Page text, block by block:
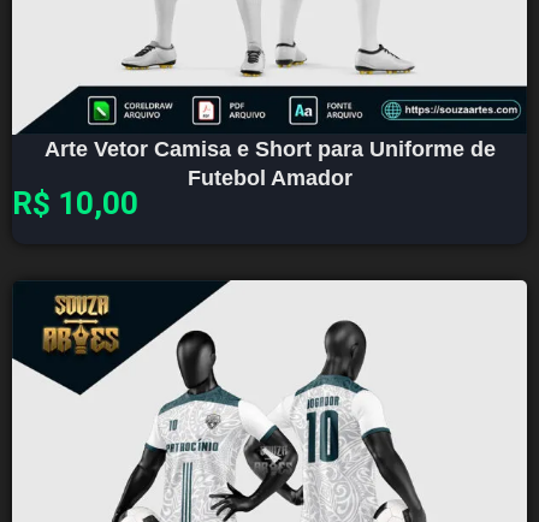
Arte Vetor Camisa e Short para Uniforme de
Futebol Amador
R$ 10,00